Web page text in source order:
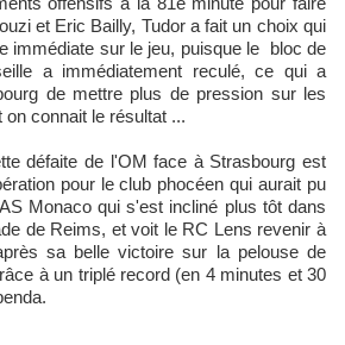
et Eric Bailly, Tudor a fait un choix qui
immédiate sur le jeu, puisque le bloc de
a immédiatement reculé, ce qui a
de mettre plus de pression sur les
connait le résultat ...
défaite de l'OM face à Strasbourg est
pour le club phocéen qui aurait pu
Monaco qui s'est incliné plus tôt dans
de Reims, et voit le RC Lens revenir à
sa belle victoire sur la pelouse de
à un triplé record (en 4 minutes et 30